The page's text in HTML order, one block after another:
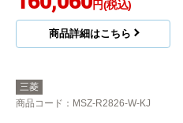
霧ヶ峰 JXVシリーズ ル
ームエアコン MSZ-JXV
10畳(2.8kW)
空気清浄